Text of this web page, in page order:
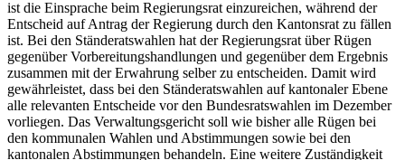
ist die Einsprache beim Regierungsrat einzureichen, während der
Entscheid auf Antrag der Regierung durch den Kantonsrat zu fällen
ist. Bei den Ständeratswahlen hat der Regierungsrat über Rügen
gegenüber Vorbereitungshandlungen und gegenüber dem Ergebnis
zusammen mit der Erwahrung selber zu entscheiden. Damit wird
gewährleistet, dass bei den Ständeratswahlen auf kantonaler Ebene
alle relevanten Entscheide vor den Bundesratswahlen im Dezember
vorliegen. Das Verwaltungsgericht soll wie bisher alle Rügen bei
den kommunalen Wahlen und Abstimmungen sowie bei den
kantonalen Abstimmungen behandeln. Eine weitere Zuständigkeit